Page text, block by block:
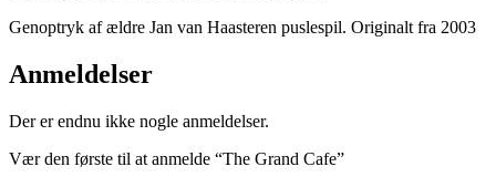
Genoptryk af ældre Jan van Haasteren puslespil. Originalt fra 2003
Anmeldelser
Der er endnu ikke nogle anmeldelser.
Vær den første til at anmelde “The Grand Cafe”